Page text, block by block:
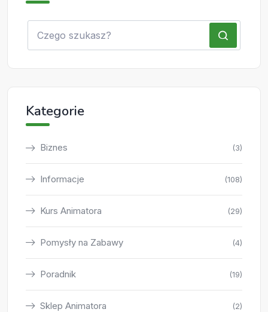
Kategorie
Biznes (3)
Informacje (108)
Kurs Animatora (29)
Pomysły na Zabawy (4)
Poradnik (19)
Sklep Animatora (2)